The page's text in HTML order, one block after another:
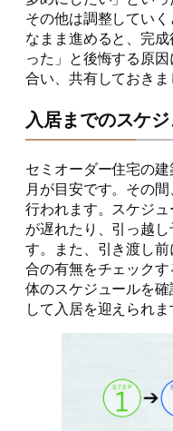
その他は調整してい
なまま進めると、完
った」と後悔する原
合い、共有しておきま
入居までのスケ
セミオーダー住宅の
月が目安です。その
行われます。スケジ
が遅れたり、引っ越
す。また、引き渡し
合の有無をチェック
体のスケジュールを
して入居を迎えられま